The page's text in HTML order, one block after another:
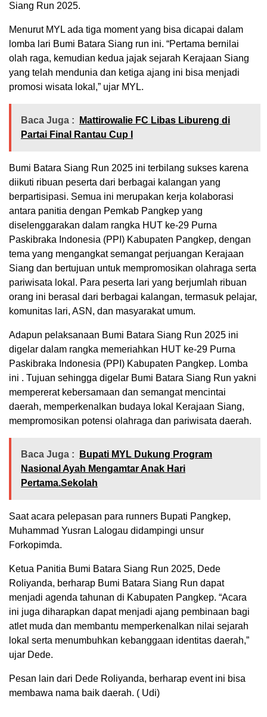
Siang Run 2025.
Menurut MYL ada tiga moment yang bisa dicapai dalam
lomba lari Bumi Batara Siang run ini. “Pertama bernilai
olah raga, kemudian kedua jajak sejarah Kerajaan Siang
yang telah mendunia dan ketiga ajang ini bisa menjadi
promosi wisata lokal,” ujar MYL.
Baca Juga :
Mattirowalie FC Libas Libureng di
Partai Final Rantau Cup I
Bumi Batara Siang Run 2025 ini terbilang sukses karena
diikuti ribuan peserta dari berbagai kalangan yang
berpartisipasi. Semua ini merupakan kerja kolaborasi
antara panitia dengan Pemkab Pangkep yang
diselenggarakan dalam rangka HUT ke-29 Purna
Paskibraka Indonesia (PPI) Kabupaten Pangkep, dengan
tema yang mengangkat semangat perjuangan Kerajaan
Siang dan bertujuan untuk mempromosikan olahraga serta
pariwisata lokal. Para peserta lari yang berjumlah ribuan
orang ini berasal dari berbagai kalangan, termasuk pelajar,
komunitas lari, ASN, dan masyarakat umum.
Adapun pelaksanaan Bumi Batara Siang Run 2025 ini
digelar dalam rangka memeriahkan HUT ke-29 Purna
Paskibraka Indonesia (PPI) Kabupaten Pangkep. Lomba
ini . Tujuan sehingga digelar Bumi Batara Siang Run yakni
mempererat kebersamaan dan semangat mencintai
daerah, memperkenalkan budaya lokal Kerajaan Siang,
mempromosikan potensi olahraga dan pariwisata daerah.
Baca Juga :
Bupati MYL Dukung Program
Nasional Ayah Mengamtar Anak Hari
Pertama.Sekolah
Saat acara pelepasan para runners Bupati Pangkep,
Muhammad Yusran Lalogau didampingi unsur
Forkopimda.
Ketua Panitia Bumi Batara Siang Run 2025, Dede
Roliyanda, berharap Bumi Batara Siang Run dapat
menjadi agenda tahunan di Kabupaten Pangkep. “Acara
ini juga diharapkan dapat menjadi ajang pembinaan bagi
atlet muda dan membantu memperkenalkan nilai sejarah
lokal serta menumbuhkan kebanggaan identitas daerah,”
ujar Dede.
Pesan lain dari Dede Roliyanda, berharap event ini bisa
membawa nama baik daerah. ( Udi)